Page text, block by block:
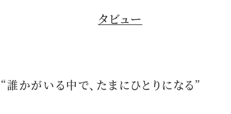
タビュー
“誰かがいる中で、たまにひとりになる”